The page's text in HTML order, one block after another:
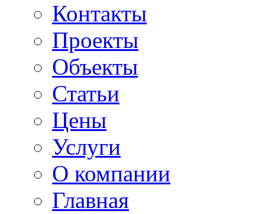
Контакты
Проекты
Объекты
Статьи
Цены
Услуги
О компании
Главная